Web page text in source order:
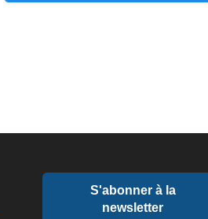
S'abonner à la
newsletter